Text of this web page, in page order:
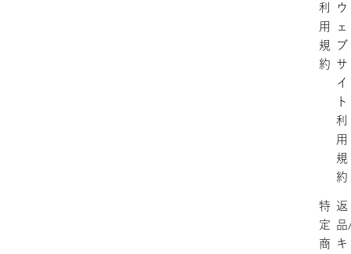
利
用
規
約
ウ
ェ
ブ
サ
イ
ト
利
用
規
約
特
定
商
返
キ